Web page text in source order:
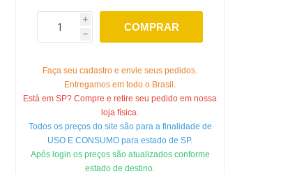
i
h
COMPRAR
Faça seu cadastro e envie seus pedidos.
Entregamos em todo o Brasil.
Está em SP? Compre e retire seu pedido em nossa
loja física.
Todos os preços do site são para a finalidade de
USO E CONSUMO para estado de SP.
Após login os preços são atualizados conforme
estado de destino.